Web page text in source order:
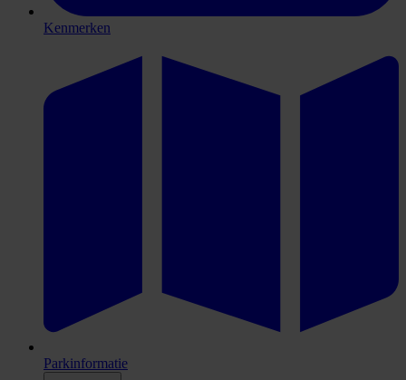
Kenmerken
Parkinformatie